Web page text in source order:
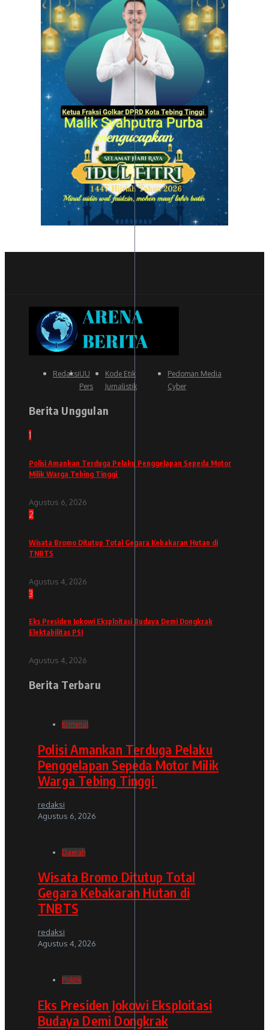
RedaksiUU
Pers
Kode Etik
Jurnalistik
Pedoman Media
Cyber
Berita Unggulan
1
Polisi Amankan Terduga Pelaku Penggelapan Sepeda Motor
Milik Warga Tebing Tinggi
Agustus 6, 2026
2
Wisata Bromo Ditutup Total Gegara Kebakaran Hutan di
TNBTS
Agustus 4, 2026
3
Eks Presiden Jokowi Eksploitasi Budaya Demi Dongkrak
Elektabilitas PSI
Agustus 4, 2026
Berita Terbaru
Kriminal
Polisi Amankan Terduga Pelaku
Penggelapan Sepeda Motor Milik
Warga Tebing Tinggi
redaksi
Agustus 6, 2026
Daerah
Wisata Bromo Ditutup Total
Gegara Kebakaran Hutan di
TNBTS
redaksi
Agustus 4, 2026
Politik
Eks Presiden Jokowi Eksploitasi
Budaya Demi Dongkrak